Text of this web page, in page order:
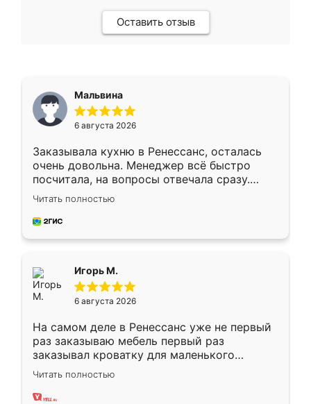
Оставить отзыв
Мальвина
6 августа 2026
Заказывала кухню в Ренессанс, осталась
очень довольна. Менеджер всё быстро
посчитала, на вопросы отвечала сразу.
Замерщик приехал в субботу, подошёл к
делу со всей ответственностью. Собрали
за день, ребята работали аккуратно, даже
Читать полностью
Игорь М.
6 августа 2026
На самом деле в Ренессанс уже не первый
раз заказываю мебель первый раз
заказывал кроватку для маленького
ребёнка при его рождении ,во второй раз
заказал шкаф-купе. По качеству очень
хорошее сборка достаточно быстрая,
Читать полностью